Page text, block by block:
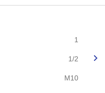
1
1/2
М10